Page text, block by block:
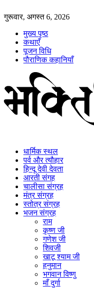
गुरूवार, अगस्त 6, 2026
मुख्य पृष्ठ
कथाएँ
पूजन विधि
पौराणिक कहानियाँ
धार्मिक स्थल
पर्व और त्यौहार
हिन्दू देवी देवता
आरती संगह
चालीसा संग्रह
मंत्र संग्रह
स्तोत्र संग्रह
भजन संग्रह
राम
कृष्ण जी
गणेश जी
शिवजी
खाटू श्याम जी
हनुमान
भगवान विष्णु
माँ दुर्गा